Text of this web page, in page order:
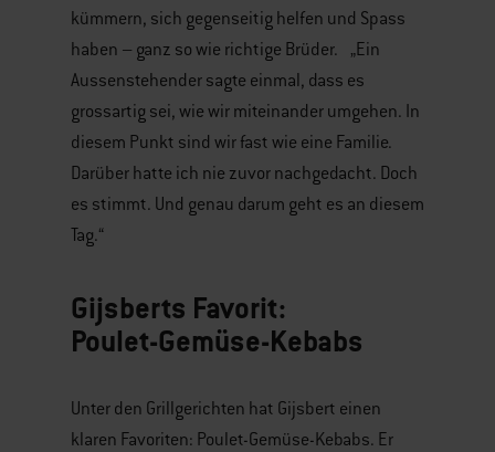
kümmern, sich gegenseitig helfen und Spass
haben – ganz so wie richtige Brüder. „Ein
Aussenstehender sagte einmal, dass es
grossartig sei, wie wir miteinander umgehen. In
diesem Punkt sind wir fast wie eine Familie.
Darüber hatte ich nie zuvor nachgedacht. Doch
es stimmt. Und genau darum geht es an diesem
Tag.“
Gijsberts Favorit:
Poulet-Gemüse-Kebabs
Unter den Grillgerichten hat Gijsbert einen
klaren Favoriten: Poulet-Gemüse-Kebabs. Er